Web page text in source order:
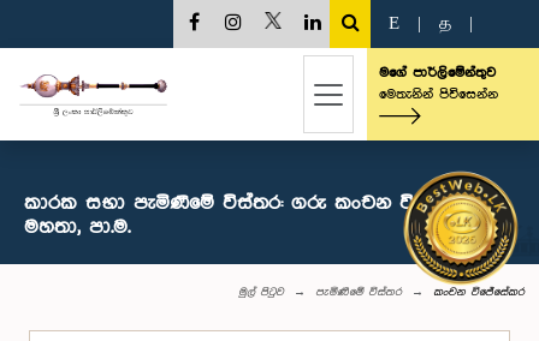
E த
මගේ පාර්ලිමේන්තුව
මෙතැනින් පිවිසෙන්න
කාරක සභා පැමිණීමේ විස්තර: ගරු කංචන විජේසේකර
මහතා, පා.ම.
මුල් පිටුව පැමිණීමේ විස්තර කංචන විජේසේකර